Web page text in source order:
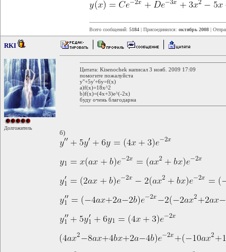
Всего сообщений: 5184 | Присоединился: октябрь 2008 |
RKI
Долгожитель
Цитата: Kisenochek написал 3 нояб. 2009 17:09
помогите пожалуйста
y''+5y'+6y=f(x)
a)f(x)=18x^2
b)f(x)=(4x+3)e^(-2x)
буду очень благодарна
б)